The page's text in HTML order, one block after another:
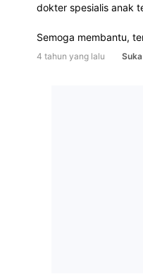
dokter spesialis anak
Semoga membantu,
4 tahun yang lalu Suka